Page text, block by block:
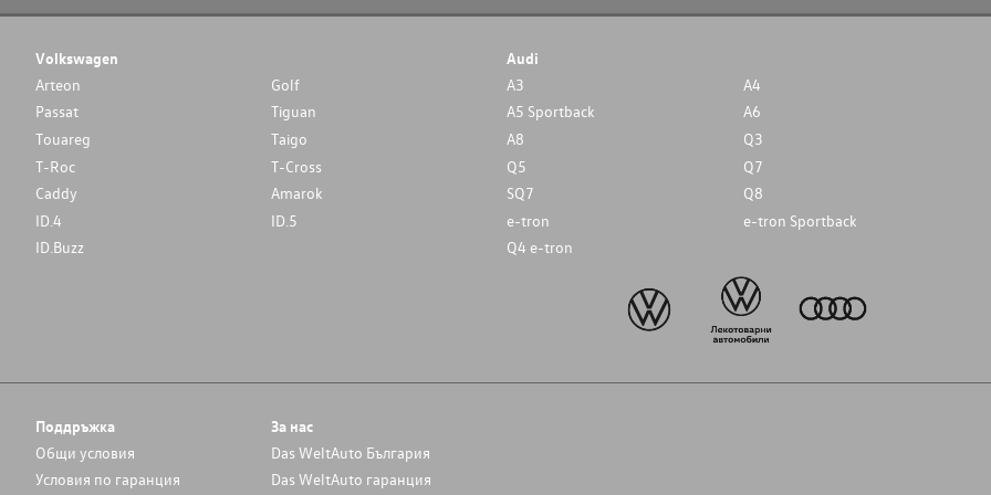
Volkswagen
Arteon
Golf
Passat
Tiguan
Touareg
Taigo
T-Roc
T-Cross
Caddy
Amarok
ID.4
ID.5
ID.Buzz
Audi
A3
A4
A5 Sportback
A6
A8
Q3
Q5
Q7
SQ7
Q8
e-tron
e-tron Sportback
Q4 e-tron
Поддръжка
Общи условия
Условия по гаранция
За нас
Das WeltAuto България
Das WeltAuto гаранция